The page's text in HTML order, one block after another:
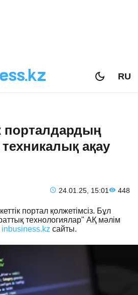
RU
порталдардың
ақау
24.01.25, 15:01 448
портал қолжетімсіз. Бұл
технологиялар" АҚ мәлім
inbusiness.kz сайты.